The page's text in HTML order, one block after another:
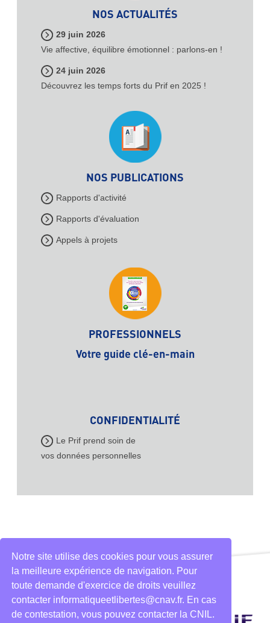
NOS ACTUALITÉS
29 juin 2026
Vie affective, équilibre émotionnel : parlons-en !
24 juin 2026
Découvrez les temps forts du Prif en 2025 !
NOS PUBLICATIONS
Rapports d'activité
Rapports d'évaluation
Appels à projets
PROFESSIONNELS
Votre guide clé-en-main
CONFIDENTIALITÉ
Le Prif prend soin de
vos données personnelles
Notre site utilise des cookies pour vous assurer
la meilleure expérience de navigation. Pour
toute demande d'exercice de droits veuillez
contacter informatiqueetlibertes@cnav.fr. En cas
de contestation, vous pouvez contacter la CNIL.